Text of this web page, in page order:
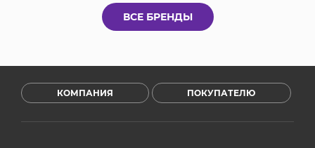
ВСЕ БРЕНДЫ
КОМПАНИЯ ПОКУПАТЕЛЮ